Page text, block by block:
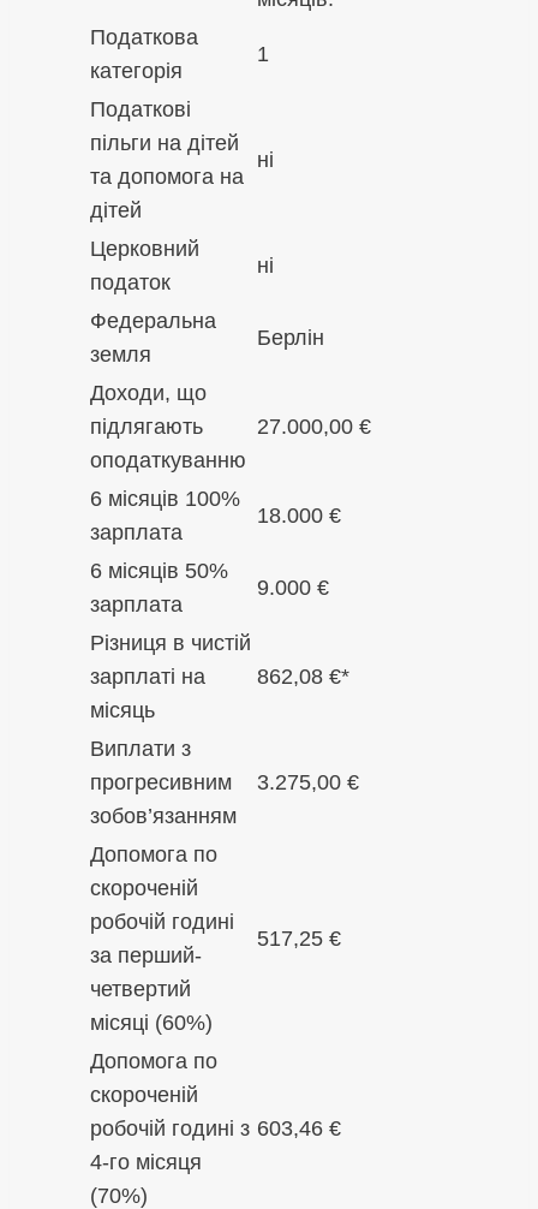
Податкова
категорія
1
Податкові
пільги на дітей
та допомога на
дітей
ні
Церковний
податок
ні
Федеральна
земля
Берлін
Доходи, що
підлягають
оподаткуванню
27.000,00 €
6 місяців 100%
зарплата
18.000 €
6 місяців 50%
зарплата
9.000 €
Різниця в чистій
зарплаті на
місяць
862,08 €*
Виплати з
прогресивним
зобов’язанням
3.275,00 €
Допомога по
скороченій
робочій годині
за перший-
четвертий
місяці (60%)
517,25 €
Допомога по
скороченій
робочій годині з
4-го місяця
(70%)
603,46 €